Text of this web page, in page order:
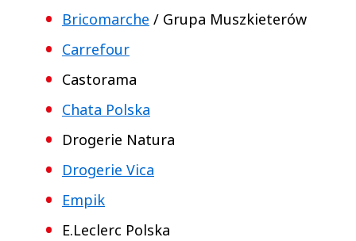
Bricomarche / Grupa Muszkieterów
Carrefour
Castorama
Chata Polska
Drogerie Natura
Drogerie Vica
Empik
E.Leclerc Polska